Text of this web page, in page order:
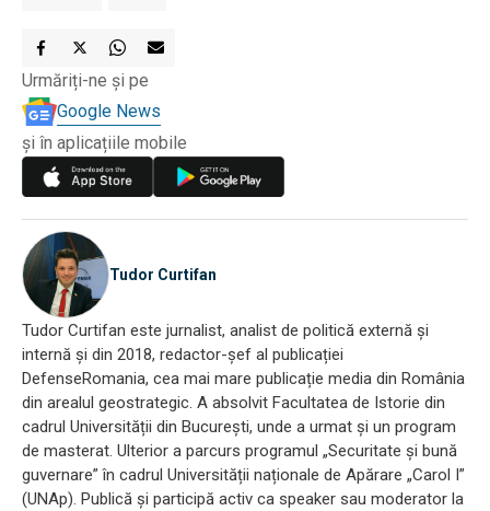
Urmăriți-ne și pe
Google News
și în aplicațiile mobile
Tudor Curtifan
Tudor Curtifan este jurnalist, analist de politică externă și
internă și din 2018, redactor-șef al publicației
DefenseRomania, cea mai mare publicație media din România
din arealul geostrategic. A absolvit Facultatea de Istorie din
cadrul Universității din București, unde a urmat și un program
de masterat. Ulterior a parcurs programul „Securitate și bună
guvernare” în cadrul Universității naționale de Apărare „Carol I”
(UNAp). Publică și participă activ ca speaker sau moderator la